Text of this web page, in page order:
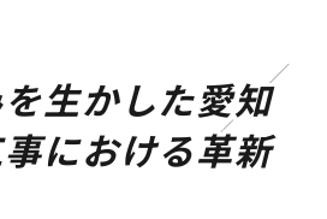
生かした愛知
における革新